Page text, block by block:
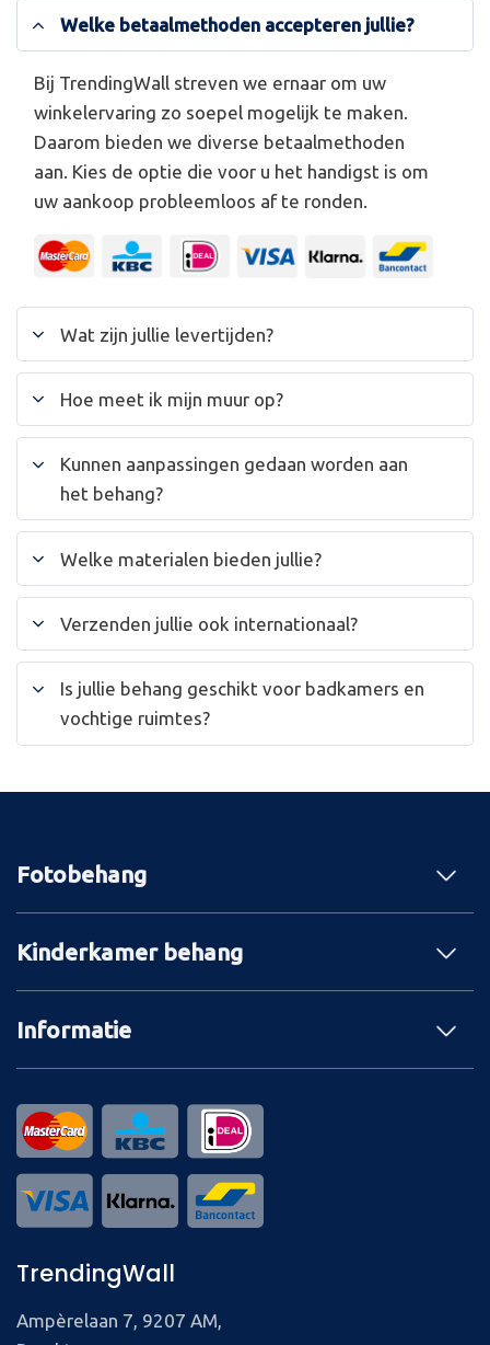
Welke betaalmethoden accepteren jullie?
Bij TrendingWall streven we ernaar om uw
winkelervaring zo soepel mogelijk te maken.
Daarom bieden we diverse betaalmethoden
aan. Kies de optie die voor u het handigst is om
uw aankoop probleemloos af te ronden.
Wat zijn jullie levertijden?
Hoe meet ik mijn muur op?
Kunnen aanpassingen gedaan worden aan
het behang?
Welke materialen bieden jullie?
Verzenden jullie ook internationaal?
Is jullie behang geschikt voor badkamers en
vochtige ruimtes?
Fotobehang
Kinderkamer behang
Informatie
TrendingWall
Ampèrelaan 7, 9207 AM,